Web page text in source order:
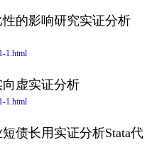
的影响研究实证分析
1.html
虚实证分析
1.html
债长用实证分析Stata代